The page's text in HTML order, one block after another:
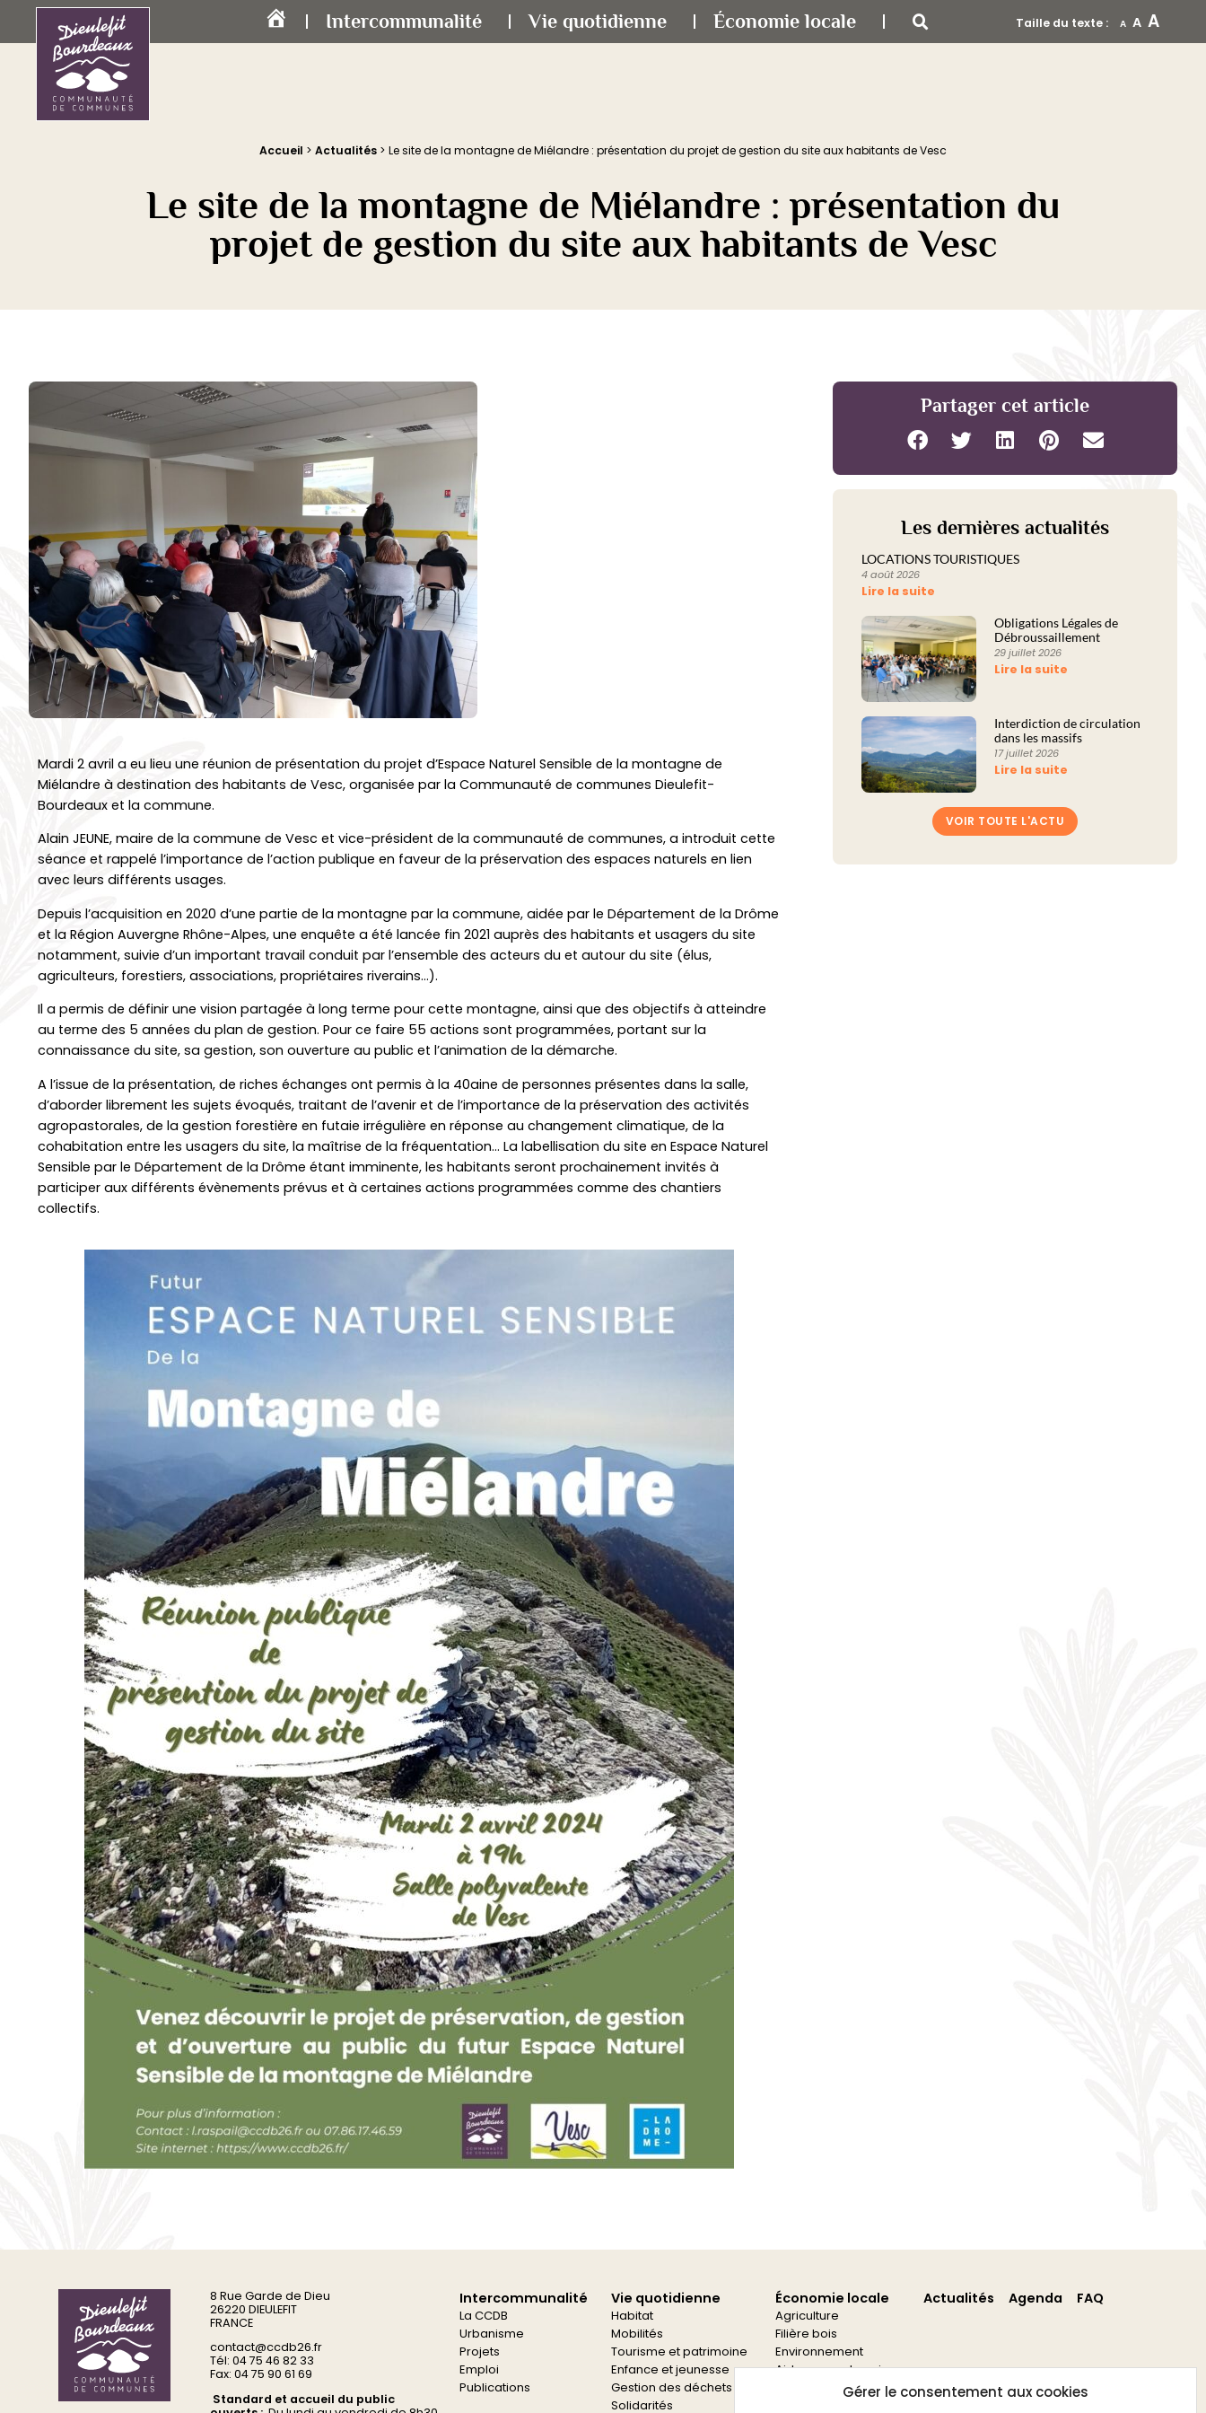
Gérer le consentement aux cookies
Accueil Intercommunalité Vie quotidienne Économie locale Taille du texte : A A A
Accueil > Actualités > Le site de la montagne de Miélandre : présentation du projet de gestion du site aux habitants de Vesc
Le site de la montagne de Miélandre : présentation du
projet de gestion du site aux habitants de Vesc
Mardi 2 avril a eu lieu une réunion de présentation du projet d’Espace Naturel Sensible de la montagne de
Miélandre à destination des habitants de Vesc, organisée par la Communauté de communes Dieulefit-
Bourdeaux et la commune.
Alain JEUNE, maire de la commune de Vesc et vice-président de la communauté de communes, a introduit cette
séance et rappelé l’importance de l’action publique en faveur de la préservation des espaces naturels en lien
avec leurs différents usages.
Depuis l’acquisition en 2020 d’une partie de la montagne par la commune, aidée par le Département de la Drôme
et la Région Auvergne Rhône-Alpes, une enquête a été lancée fin 2021 auprès des habitants et usagers du site
notamment, suivie d’un important travail conduit par l’ensemble des acteurs du et autour du site (élus,
agriculteurs, forestiers, associations, propriétaires riverains…).
Il a permis de définir une vision partagée à long terme pour cette montagne, ainsi que des objectifs à atteindre
au terme des 5 années du plan de gestion. Pour ce faire 55 actions sont programmées, portant sur la
connaissance du site, sa gestion, son ouverture au public et l’animation de la démarche.
A l’issue de la présentation, de riches échanges ont permis à la 40aine de personnes présentes dans la salle,
d’aborder librement les sujets évoqués, traitant de l’avenir et de l’importance de la préservation des activités
agropastorales, de la gestion forestière en futaie irrégulière en réponse au changement climatique, de la
cohabitation entre les usagers du site, la maîtrise de la fréquentation… La labellisation du site en Espace Naturel
Sensible par le Département de la Drôme étant imminente, les habitants seront prochainement invités à
participer aux différents évènements prévus et à certaines actions programmées comme des chantiers
collectifs.
Partager cet article
Les dernières actualités
LOCATIONS TOURISTIQUES
4 août 2026
Lire la suite
Obligations Légales de
Débroussaillement
29 juillet 2026
Lire la suite
Interdiction de circulation
dans les massifs
17 juillet 2026
Lire la suite
VOIR TOUTE L'ACTU
8 Rue Garde de Dieu
26220 DIEULEFIT
FRANCE
contact@ccdb26.fr
Tél: 04 75 46 82 33
Fax: 04 75 90 61 69
Standard et accueil du public
Intercommunalité
La CCDB
Urbanisme
Projets
Emploi
Publications
Vie quotidienne
Habitat
Mobilités
Tourisme et patrimoine
Enfance et jeunesse
Gestion des déchets
Solidarités
Économie locale
Agriculture
Filière bois
Environnement
Aides aux entreprises
Aides aux associations
Actualités Agenda FAQ